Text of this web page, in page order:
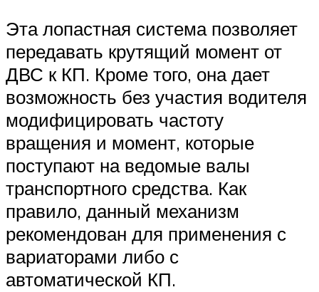
Эта лопастная система позволяет
передавать крутящий момент от
ДВС к КП. Кроме того, она дает
возможность без участия водителя
модифицировать частоту
вращения и момент, которые
поступают на ведомые валы
транспортного средства. Как
правило, данный механизм
рекомендован для применения с
вариаторами либо с
автоматической КП.